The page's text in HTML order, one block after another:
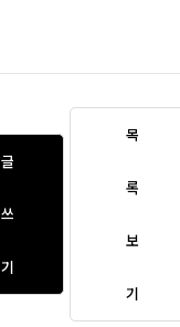
글
쓰
기
목
록
보
기